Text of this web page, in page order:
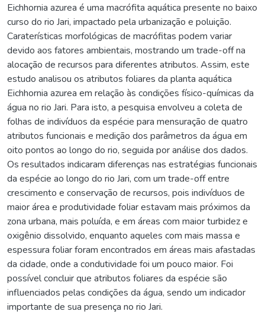
Eichhornia azurea é uma macrófita aquática presente no baixo
curso do rio Jari, impactado pela urbanização e poluição.
Caraterísticas morfológicas de macrófitas podem variar
devido aos fatores ambientais, mostrando um trade-off na
alocação de recursos para diferentes atributos. Assim, este
estudo analisou os atributos foliares da planta aquática
Eichhornia azurea em relação às condições físico-químicas da
água no rio Jari. Para isto, a pesquisa envolveu a coleta de
folhas de indivíduos da espécie para mensuração de quatro
atributos funcionais e medição dos parâmetros da água em
oito pontos ao longo do rio, seguida por análise dos dados.
Os resultados indicaram diferenças nas estratégias funcionais
da espécie ao longo do rio Jari, com um trade-off entre
crescimento e conservação de recursos, pois indivíduos de
maior área e produtividade foliar estavam mais próximos da
zona urbana, mais poluída, e em áreas com maior turbidez e
oxigênio dissolvido, enquanto aqueles com mais massa e
espessura foliar foram encontrados em áreas mais afastadas
da cidade, onde a condutividade foi um pouco maior. Foi
possível concluir que atributos foliares da espécie são
influenciados pelas condições da água, sendo um indicador
importante de sua presença no rio Jari.